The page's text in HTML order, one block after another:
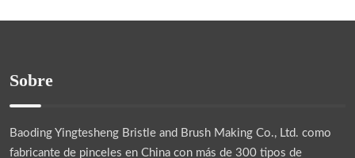
Sobre
Baoding Yingtesheng Bristle and Brush Making Co., Ltd. como
fabricante de pinceles en China con más de 300 tipos de